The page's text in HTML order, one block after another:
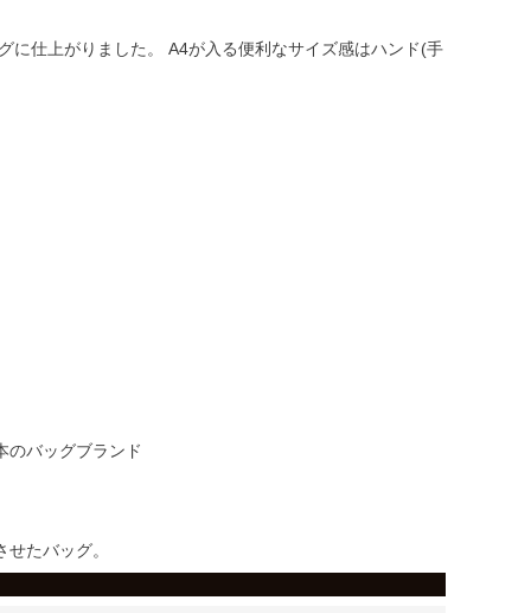
に仕上がりました。 A4が入る便利なサイズ感はハンド(手
のバッグブランド
たバッグ。